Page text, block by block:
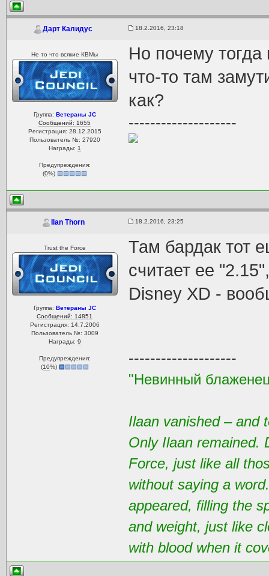
Дарт Калидус 18.2.2016, 23:18
Не то что всякие КВМы
Группа: Ветераны JC
Сообщений: 1655
Регистрация: 28.12.2015
Пользователь №: 27920
Награды: 1
Предупреждения:
(0%)
Но почему
что-то там
как?
--------------------
Ilan Thorn 18.2.2016, 23:25
Trust the Force
Группа: Ветераны JC
Сообщений: 14851
Регистрация: 14.7.2006
Пользователь №: 3009
Награды: 9
Предупреждения:
(10%)
Там бардак тот
считает ее
Disney XD -
--------------------
"Невинный
Ilaan vanished – and
Only Ilaan remained.
Force, just like all
without saying a
appeared, filling the
and weight, just like
with blood when it